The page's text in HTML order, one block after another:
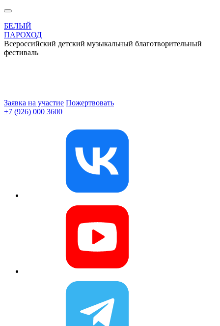
БЕЛЫЙ
ПАРОХОД
Всероссийский детский музыкальный благотворительный
фестиваль
Заявка на участие Пожертвовать
+7 (926) 000 3600